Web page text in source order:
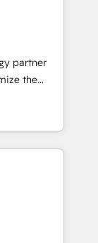
that
been
partner
the
&
experience
🌟